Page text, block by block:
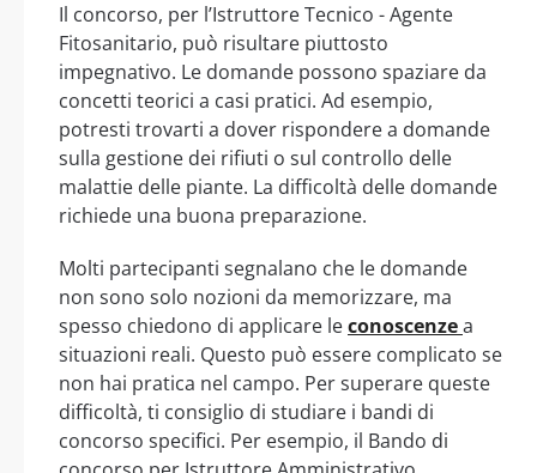
Il concorso, per l’Istruttore Tecnico - Agente
Fitosanitario, può risultare piuttosto
impegnativo. Le domande possono spaziare da
concetti teorici a casi pratici. Ad esempio,
potresti trovarti a dover rispondere a domande
sulla gestione dei rifiuti o sul controllo delle
malattie delle piante. La difficoltà delle domande
richiede una buona preparazione.
Molti partecipanti segnalano che le domande
non sono solo nozioni da memorizzare, ma
spesso chiedono di applicare leconoscenzea
situazioni reali. Questo può essere complicato se
non hai pratica nel campo. Per superare queste
difficoltà, ti consiglio di studiare i bandi di
concorso specifici. Per esempio, il Bando di